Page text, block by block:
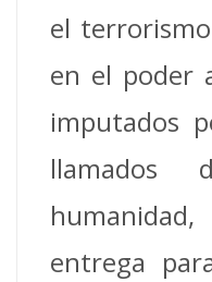
el
en el poder
imputados
llamados
entrega